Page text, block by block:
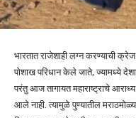
भारतात राजेशाही लग्न करण्याची
पोशाख परिधान केले जाते, ज्यामध्ये
परंतु आज तागायत महाराष्ट्राचे आराध्य
आले नाही. त्यामुळे पुण्यातील